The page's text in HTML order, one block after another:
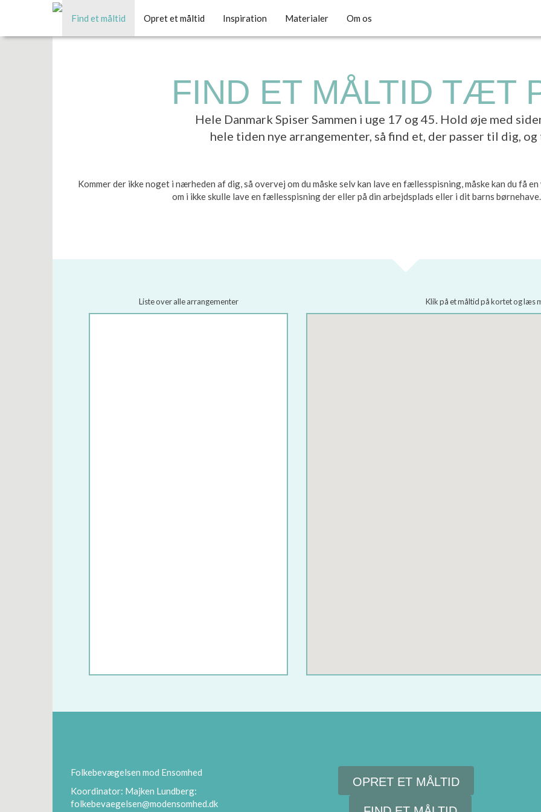
Find et måltid Opret et måltid Inspiration Materialer Om os
FIND ET MÅLTID TÆT
Hele Danmark Spiser Sammen i uge 17 og 45. Hold øje med
hele tiden nye arrangementer, så find et, der passer til dig,
Kommer der ikke noget i nærheden af dig, så overvej om du måske selv kan lave en fællesspisning, måske kan du få
om i ikke skulle lave en fællesspisning der eller på din arbejdsplads eller i dit barns
Liste over alle arrangementer Klik på et måltid på kortet og læs
Folkebevægelsen mod Ensomhed
Koordinator: Majken Lundberg:
folkebevaegelsen@modensomhed.dk
OPRET ET MÅLTID